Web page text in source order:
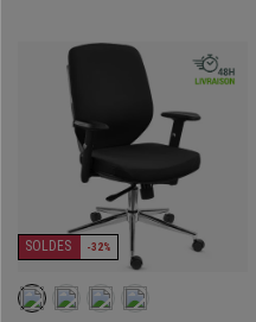
SOLDES -32%